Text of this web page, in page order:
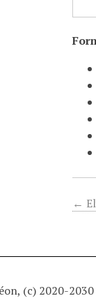
←
(c) 2020-2030